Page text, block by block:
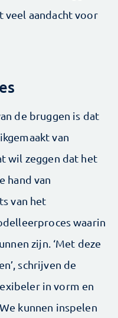
veel aandacht voor
de bruggen is dat
van
wil zeggen dat het
hand van
van het
waarin
zijn. ‘Met deze
schrijven de
in vorm en
kunnen inspelen